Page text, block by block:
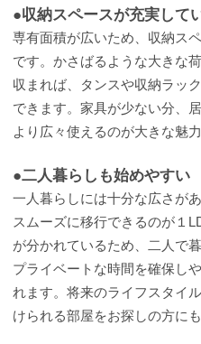
●収納スペースが充実して
専有面積が広いため、収納ス
です。かさばるような大きな
収まれば、タンスや収納ラッ
できます。家具が少ない分、
より広々使えるのが大きな魅力
●二人暮らしも始めやすい
一人暮らしには十分な広さが
スムーズに移行できるのが１
が分かれているため、二人で
プライベートな時間を確保し
れます。将来のライフスタイ
けられる部屋をお探しの方に